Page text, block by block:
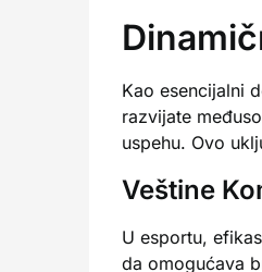
Kao esencijalni
razvijate
uspehu. Ovo
Veštine
U esportu,
da omogućava